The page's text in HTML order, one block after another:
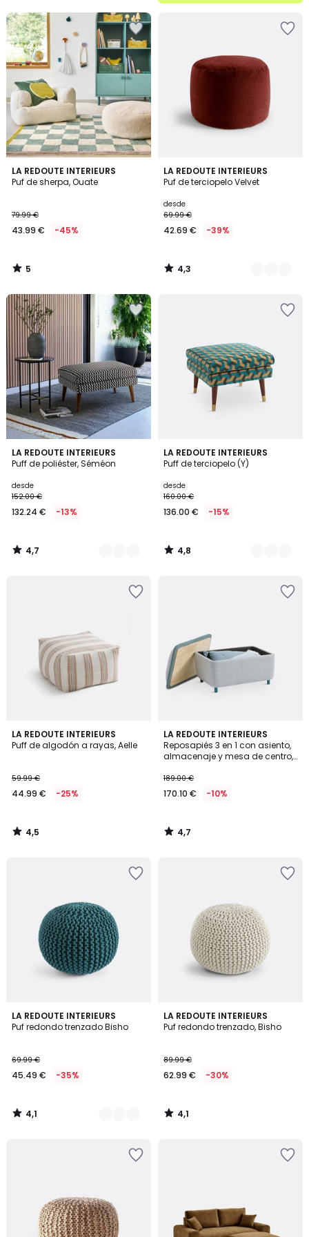
LA REDOUTE INTERIEURS
Puf de sherpa, Ouate
79.99 €
43.99 € -45%
5
/
5
/
LA REDOUTE INTERIEURS
Puf de terciopelo Velvet
desde
69.99 €
42.69 € -39%
4,3
/ 5
7
Colores
4,3
/
LA REDOUTE INTERIEURS
Puff de poliéster, Séméon
desde
152.00 €
132.24 € -13%
4,7
/ 5
5
Colores
4,7
/
LA REDOUTE INTERIEURS
Puff de terciopelo (Y)
desde
160.00 €
136.00 € -15%
4,8
/ 5
6
Colores
4,8
/
LA REDOUTE INTERIEURS
Puff de algodón a rayas, Aelle
59.99 €
44.99 € -25%
4,5
/ 5
4,5
/
LA REDOUTE INTERIEURS
Reposapiés 3 en 1 con asiento,
almacenaje y mesa de centro,
189.00 €
170.10 € -10%
4,7
/ 5
4,7
/
LA REDOUTE INTERIEURS
Puf redondo trenzado Bisho
69.99 €
45.49 € -35%
4,1
/ 5
2
Colores
4,1
/
LA REDOUTE INTERIEURS
Puf redondo trenzado, Bisho
89.99 €
62.99 € -30%
4,1
/ 5
4,1
/